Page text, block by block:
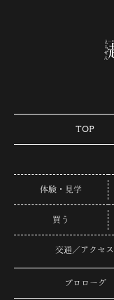
TOP
体験・見学
買う
交通／アクセス
プロローグ